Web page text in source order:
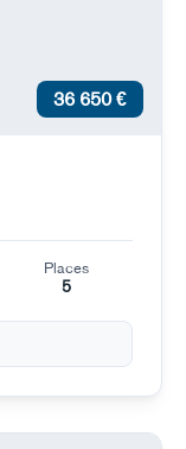
36 650 €
Places
5